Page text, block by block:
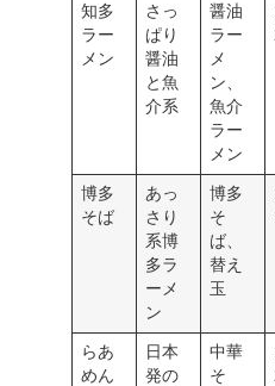
知多
ラー
メン
さっ
ぱり
醤油
と魚
介系
醤油
ラー
メ
ン、
魚介
ラー
メン
博多
そば
あっ
さり
系博
多ラ
ーメ
ン
博多
そ
ば、
替え
玉
らあ
めん
日本
発の
中華
そ